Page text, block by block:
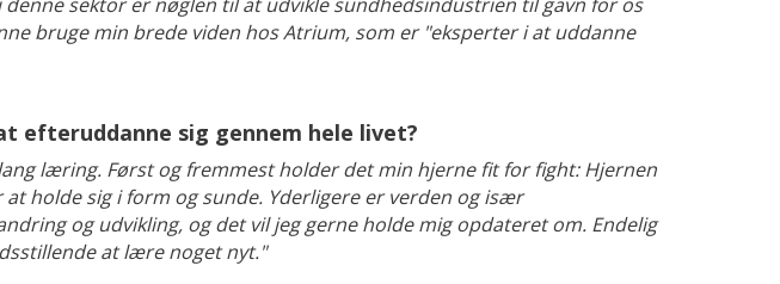
bruge min brede viden hos Atrium, som er "eksperter i at uddanne
efteruddanne sig gennem hele livet?
læring. Først og fremmest holder det min hjerne fit for fight: Hjernen
holde sig i form og sunde. Yderligere er verden og især
og udvikling, og det vil jeg gerne holde mig opdateret om. Endelig
at lære noget nyt."